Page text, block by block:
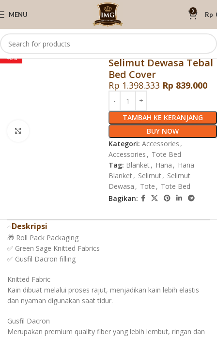
MENU 0 Rp
Beranda Tote Bed
-40%
Tote Hana Blanket |
Selimut Dewasa Tebal
Bed Cover
Rp 1.398.333 Rp 839.000
TAMBAH KE KERANJANG
BUY NOW
Kategori: Accessories ,
Accessories , Tote Bed
Tag: Blanket, Hana , Hana
Blanket, Selimut, Selimut
Dewasa , Tote , Tote Bed
Bagikan:
Deskripsi
🎁 Roll Pack Packaging
✅ Green Sage Knitted Fabrics
✅ Gusfil Dacron filling
Knitted Fabric
Kain dibuat melalui proses rajut, menjadikan kain lebih elastis
dan nyaman digunakan saat tidur.
Gusfil Dacron
Merupakan premium quality fiber yang lebih lembut, ringan dan